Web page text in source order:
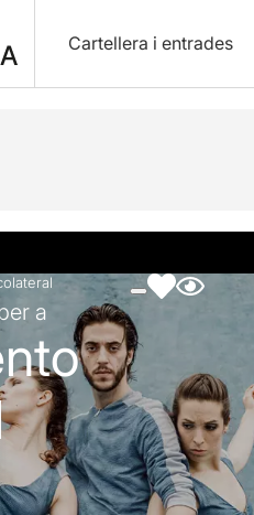
Cartellera i entrades
Fotos i vídeos
a